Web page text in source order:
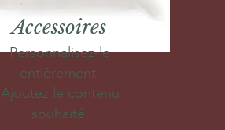
Accessoires
Personnalisez-le
entièrement.
Ajoutez le contenu
souhaité.